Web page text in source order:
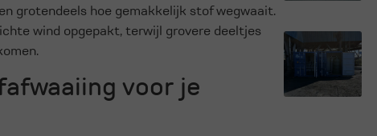
grotendeels hoe gemakkelijk stof wegwaait.
wind opgepakt, terwijl grovere deeltjes
voor je